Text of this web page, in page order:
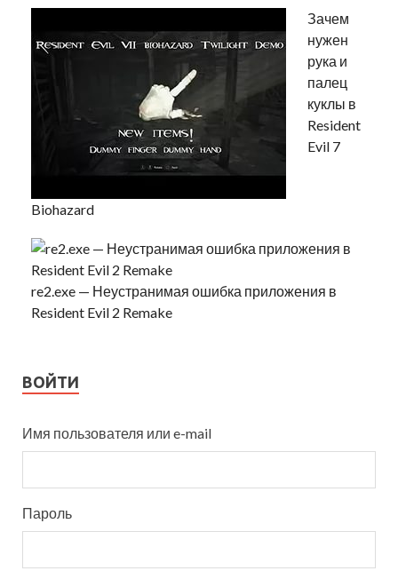
Зачем
нужен
рука и
палец
куклы в
Resident
Evil 7
Biohazard
re2.exe — Неустранимая ошибка приложения в
Resident Evil 2 Remake
ВОЙТИ
Имя пользователя или e-mail
Пароль